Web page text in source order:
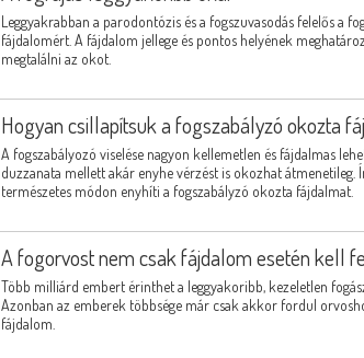
Leggyakrabban a parodontózis és a fogszuvasodás felelős a
fájdalomért. A fájdalom jellege és pontos helyének
megtalálni az okot.
Hogyan csillapítsuk a fogszabályzó okozta
A fogszabályozó viselése nagyon kellemetlen és fájdalmas
duzzanata mellett akár enyhe vérzést is okozhat átmenetileg.
természetes módon enyhíti a fogszabályzó okozta fájdalmat.
A fogorvost nem csak fájdalom esetén kell
Több milliárd embert érinthet a leggyakoribb, kezeletlen
Azonban az emberek többsége már csak akkor fordul
fájdalom.